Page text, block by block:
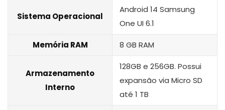
Sistema Operacional
Android 14 Samsung
One UI 6.1
Memória RAM 8 GB RAM
Armazenamento
Interno
128GB e 256GB. Possui
expansão via Micro SD
até 1 TB